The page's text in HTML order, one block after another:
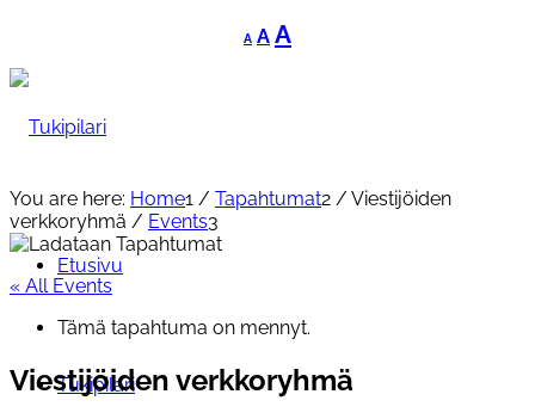
A
Decrease
font
A Reset
font
AIncrease
Etusivu
Tukipilari
You are here: Home1 / Tapahtumat2 / Viestijöiden
verkkoryhmä / Events3
« All Events
Tämä tapahtuma on mennyt.
Viestijöiden verkkoryhmä